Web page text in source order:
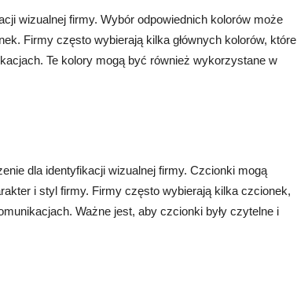
wizualnej firmy. Wybór odpowiednich kolorów może
Firmy często wybierają kilka głównych kolorów, które
Te kolory mogą być również wykorzystane w
dla identyfikacji wizualnej firmy. Czcionki mogą
i styl firmy. Firmy często wybierają kilka czcionek,
Ważne jest, aby czcionki były czytelne i